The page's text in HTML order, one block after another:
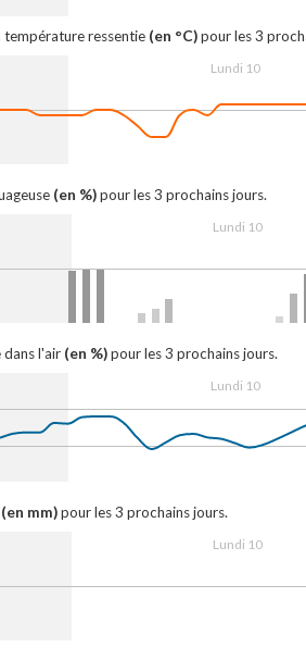
08:00
température ressentie (en °C)pour les 3
Lundi 10
(en %)pour les 3 prochains jours.
Lundi 10
dans l'air (en %)pour les 3 prochains jours.
Lundi 10
(en mm)pour les 3 prochains jours.
Lundi 10